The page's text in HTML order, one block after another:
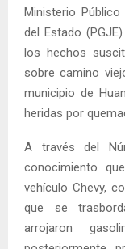
Ministerio
del Estado
los hechos
sobre camino
municipio de
heridas por
A través del
conocimiento
vehículo Chevy,
que se
arrojaron